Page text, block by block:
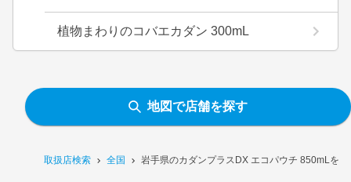
取扱店検索 全国 岩手県のカダンプラスDX エコパウチ 850mLを
植物まわりのコバエカダン 300mL
地図で店舗を探す